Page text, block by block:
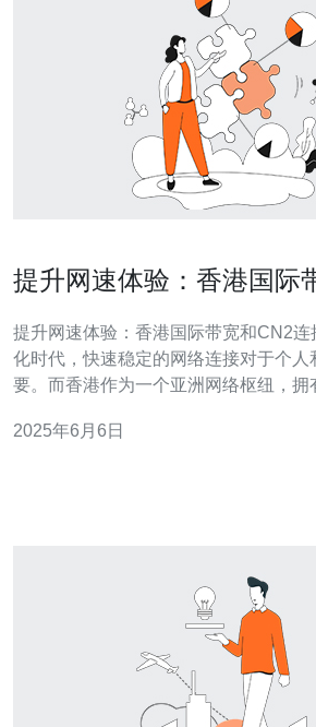
提升网速体验：香港国际
提升网速体验：香港国际带宽和CN2连接优势 在
化时代，快速稳定的网络连接对于个人
要。而香港作为一个亚洲网络枢纽，拥
文将探讨香港国际带宽和CN2连接的优
2025年6月6日